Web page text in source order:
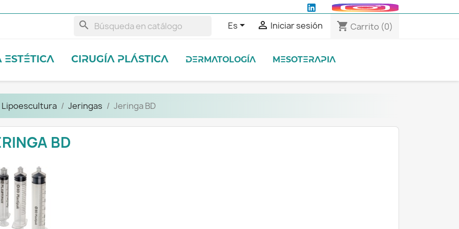
search Es  Iniciar sesión shopping_cart Carrito (0)
ESTÉTICA CIRUGÍA PLÁSTICA DERMATOLOGÍA MESOTERAPIA
Lipoescultura Jeringas Jeringa BD
BD